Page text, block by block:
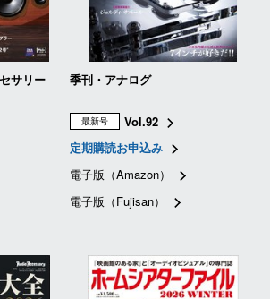
サリー 季刊・アナログ
最新号
Vol.92
定期購読お申込み
電子版（Amazon）
電子版（Fujisan）